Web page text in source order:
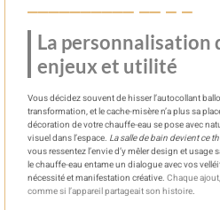
La personnalisation
enjeux et utilité
Vous décidez souvent de hisser l’autocollant
transformation, et le cache-misère n’a plus sa
décoration de votre chauffe-eau se pose avec
visuel dans l’espace. La salle de bain devient ce
vous ressentez l’envie d’y mêler design et
le chauffe-eau entame un dialogue avec vos
nécessité et manifestation créative. Chaque
comme si l’appareil partageait son histoire.